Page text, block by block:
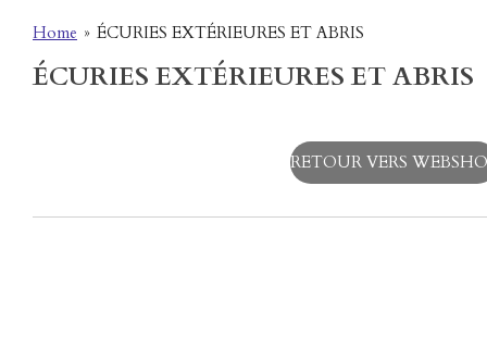
Home » ÉCURIES EXTÉRIEURES ET ABRIS
ÉCURIES EXTÉRIEURES ET ABRIS
RETOUR VERS